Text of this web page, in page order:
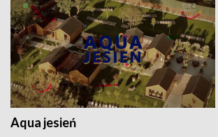
Aqua jesień